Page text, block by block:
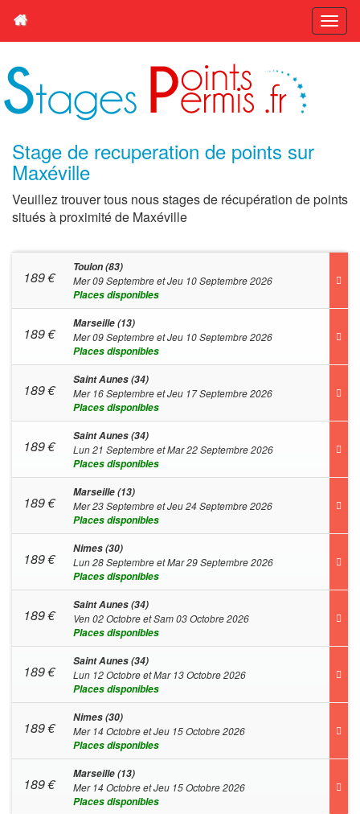
Stage de recuperation de points sur
Maxéville
Veuillez trouver tous nous stages de récupération de points
situés à proximité de Maxéville
189€
Toulon (83)
Mer 09 Septembre et Jeu 10 Septembre 2026
Places disponibles
189€
Marseille (13)
Mer 09 Septembre et Jeu 10 Septembre 2026
Places disponibles
189€
Saint Aunes (34)
Mer 16 Septembre et Jeu 17 Septembre 2026
Places disponibles
189€
Saint Aunes (34)
Lun 21 Septembre et Mar 22 Septembre 2026
Places disponibles
189€
Marseille (13)
Mer 23 Septembre et Jeu 24 Septembre 2026
Places disponibles
189€
Nimes (30)
Lun 28 Septembre et Mar 29 Septembre 2026
Places disponibles
189€
Saint Aunes (34)
Ven 02 Octobre et Sam 03 Octobre 2026
Places disponibles
189€
Saint Aunes (34)
Lun 12 Octobre et Mar 13 Octobre 2026
Places disponibles
189€
Nimes (30)
Mer 14 Octobre et Jeu 15 Octobre 2026
Places disponibles
189€
Marseille (13)
Mer 14 Octobre et Jeu 15 Octobre 2026
Places disponibles